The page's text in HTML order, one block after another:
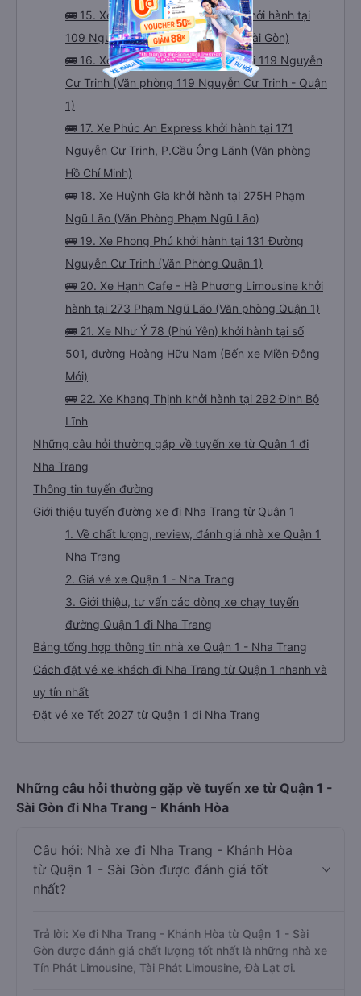
🚌 15. Xe Hoàng Kim (Nha Trang) khởi hành tại
109 Nguyễn Cư Trinh (Văn phòng Sài Gòn)
🚌 16. Xe Bình Minh Tải khởi hành tại 119 Nguyễn
Cư Trinh (Văn phòng 119 Nguyễn Cư Trinh - Quận
1)
🚌 17. Xe Phúc An Express khởi hành tại 171
Nguyễn Cư Trinh, P.Cầu Ông Lãnh (Văn phòng
Hồ Chí Minh)
🚌 18. Xe Huỳnh Gia khởi hành tại 275H Phạm
Ngũ Lão (Văn Phòng Phạm Ngũ Lão)
🚌 19. Xe Phong Phú khởi hành tại 131 Đường
Nguyễn Cư Trinh (Văn Phòng Quận 1)
🚌 20. Xe Hạnh Cafe - Hà Phương Limousine khởi
hành tại 273 Phạm Ngũ Lão (Văn phòng Quận 1)
🚌 21. Xe Như Ý 78 (Phú Yên) khởi hành tại số
501, đường Hoàng Hữu Nam (Bến xe Miền Đông
Mới)
🚌 22. Xe Khang Thịnh khởi hành tại 292 Đinh Bộ
Lĩnh
Những câu hỏi thường gặp về tuyến xe từ Quận 1 đi
Nha Trang
Thông tin tuyến đường
Giới thiệu tuyến đường xe đi Nha Trang từ Quận 1
1. Về chất lượng, review, đánh giá nhà xe Quận 1
Nha Trang
2. Giá vé xe Quận 1 - Nha Trang
3. Giới thiệu, tư vấn các dòng xe chạy tuyến
đường Quận 1 đi Nha Trang
Bảng tổng hợp thông tin nhà xe Quận 1 - Nha Trang
Cách đặt vé xe khách đi Nha Trang từ Quận 1 nhanh và
uy tín nhất
Đặt vé xe Tết 2027 từ Quận 1 đi Nha Trang
Những câu hỏi thường gặp về tuyến xe từ Quận 1 -
Sài Gòn đi Nha Trang - Khánh Hòa
Câu hỏi: Nhà xe đi Nha Trang - Khánh Hòa
từ Quận 1 - Sài Gòn được đánh giá tốt
nhất?
Trả lời: Xe đi Nha Trang - Khánh Hòa từ Quận 1 - Sài
Gòn được đánh giá chất lượng tốt nhất là những nhà xe
Tín Phát Limousine, Tài Phát Limousine, Đà Lạt ơi.